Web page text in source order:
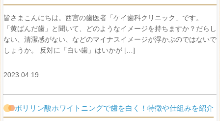
皆さまこんにちは。西宮の歯医者「ケイ歯科クリニック」です。
「黄ばんだ歯」と聞いて、どのようなイメージを持ちますか？だらし
ない、清潔感がない、などのマイナスイメージが浮かぶのではないで
しょうか。 反対に「白い歯」はいかが […]
2023.04.19
ポリリン酸ホワイトニングで歯を白く！特徴や仕組みを紹介